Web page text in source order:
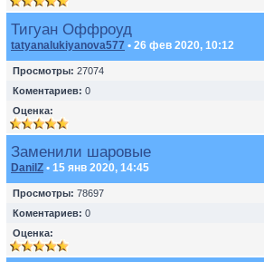
Тигуан Оффроуд
tatyanalukiyanova577 • 26 фев 2020, 10:12
Просмотры: 27074
Коментариев: 0
Оценка:
Заменили шаровые
DanilZ • 15 янв 2020, 14:45
Просмотры: 78697
Коментариев: 0
Оценка: